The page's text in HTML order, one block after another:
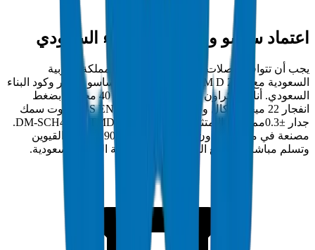
اعتماد ساسو وسابر وكود البناء السعودي
يجب أن تتوافق وصلات PVC جدول 40 في المملكة العربية
السعودية مع ASTM D 2466 وتحمل اعتماد ساسو وسابر وكود البناء
السعودي. أنابيب كراون وصلات PVC جدول 40 مختبرة بضغط
انفجار 22 ميجاباسكال وفق BS EN 921 / ISO 1167 بتفاوت سمك
جدار ±0.3مم. رقم الامتثال: DM-SCH40-ASTMD2466-2024-001.
مصنعة في منشأة كراون المعتمدة ISO 9001:2015 بأم القيوين
وتسلم مباشرة لمواقع المشاريع في المملكة العربية السعودية.